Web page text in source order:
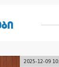
2025-12-09